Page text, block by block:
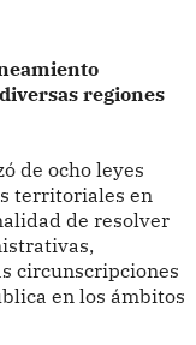
regiones
de ocho leyes
territoriales en
de resolver
circunscripciones
en los ámbitos